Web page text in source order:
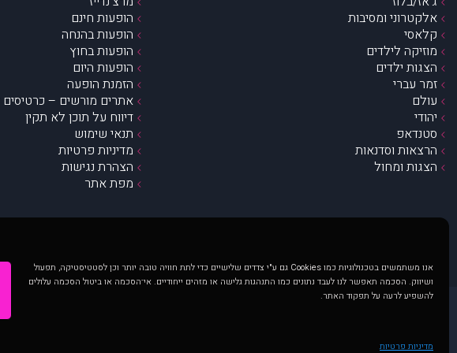
אנו משתמשים בטכנולוגיות כמו Cookies גם ע"י צדדים שלישיים כדי לתת חוויה טובה יותר וכן לסטטיסטיקה, תפעול
ושיווק. הסכמה תאפשר לנו לעבד נתונים כמו התנהגות גלישה או מזהים ייחודיים. אי־הסכמה או ביטול הסכמה עלולים
להשפיע לרעה על תפקוד האתר.
מדיניות פרטיות
אלקטרוני ומסיבות
קלאסי
מוזיקה לילדים
הצגות ילדים
זמר עברי
עולם
יהודי
סטנדאפ
הרצאות וסדנאות
הצגות ומחול
הופעות חינם
הופעות בהנחה
הופעות בחוץ
הופעות היום
הזמנת הופעה
אתרים מורשים –
דיווח על תוכן לא תקין
תנאי שימוש
מדיניות פרטיות
הצהרת נגישות
מפת אתר